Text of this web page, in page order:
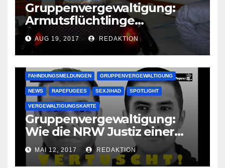
Gruppenvergewaltigung:
Armutsflüchtlinge
vergewaltigen bettlägerige
Oma im Schlaf
krankenhausreif
AUG 19, 2017 REDAKTION
FAHNDUNGSMELDUNGEN GRUPPENVERGEWALTIGUNG
NEWS RAPEFUGEES SEXJIHAD SPOTLIGHT
VERGEWALTIGUNGSKARTE
Gruppenvergewaltigung:
Wie die NRW Justiz einer
Lokalzeitung verbietet diese
Bilder zu veröffentlichen
MAI 12, 2017 REDAKTION